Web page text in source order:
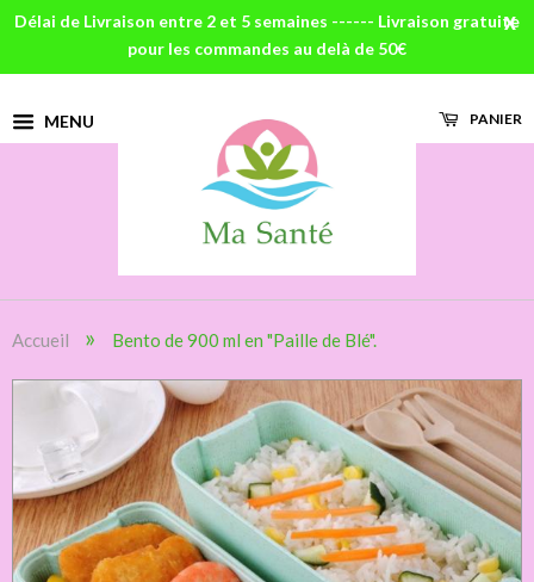
Délai de Livraison entre 2 et 5 semaines ------ Livraison gratuite
pour les commandes au delà de 50€
X
MENU PANIER
Accueil » Bento de 900 ml en "Paille de Blé".